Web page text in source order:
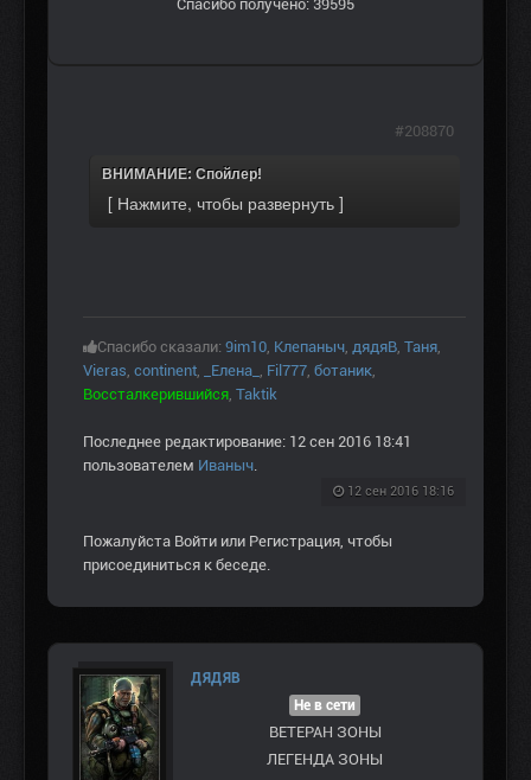
Спасибо получено: 39595
ВНИМАНИЕ: Спойлер!
Спасибо сказали: 9im10 Клепаныч дядяВ Таня
Vieras continent _Елена_ Fil777 ботаник
Воссталкерившийся Taktik
Последнее редактирование: 12 сен 2016 18:41
пользователем Иваныч
12 сен 2016 18:16
#208870
Пожалуйста Войти или Регистрация , чтобы
присоединиться к беседе.
ДЯДЯВ
Не в сети
ВЕТЕРАН ЗOНЫ
ЛЕГЕНДА ЗОНЫ